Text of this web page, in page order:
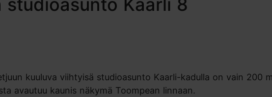
studioasunto Kaarli 8
kuuluva viihtyisä studioasunto Kaarli-kadulla on vain 200
avautuu kaunis näkymä Toompean linnaan.